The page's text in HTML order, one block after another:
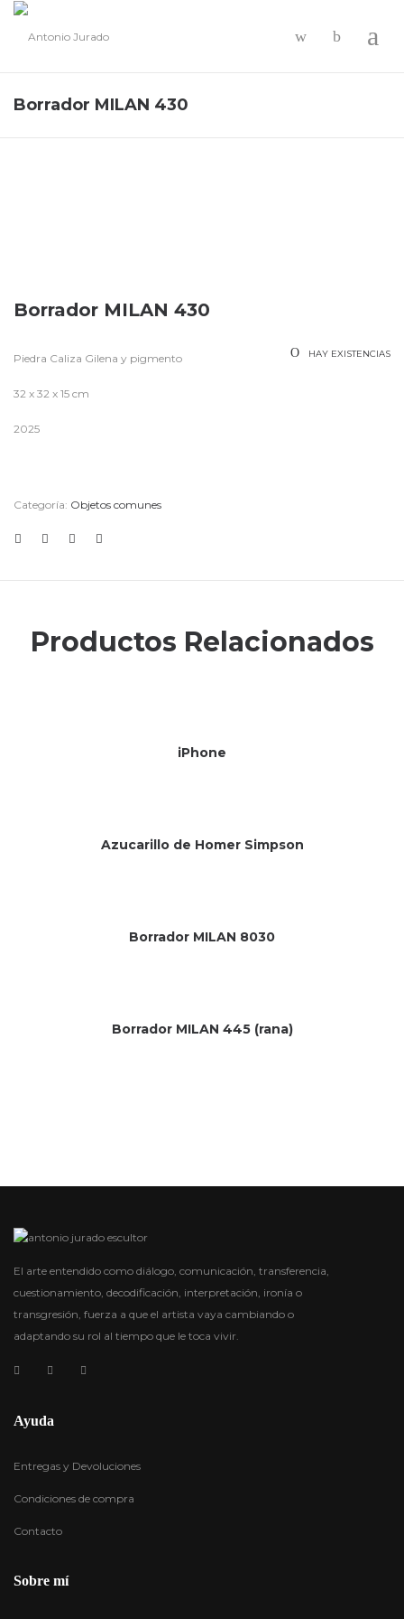
Borrador MILAN 430
Borrador MILAN 430
HAY EXISTENCIAS
Piedra Caliza Gilena y pigmento
32 x 32 x 15 cm
2025
Categoría: Objetos comunes
Productos Relacionados
iPhone
Azucarillo de Homer Simpson
Borrador MILAN 8030
Borrador MILAN 445 (rana)
El arte entendido como diálogo, comunicación, transferencia,
cuestionamiento, decodificación, interpretación, ironía o
transgresión, fuerza a que el artista vaya cambiando o
adaptando su rol al tiempo que le toca vivir.
Ayuda
Entregas y Devoluciones
Condiciones de compra
Contacto
Sobre mí